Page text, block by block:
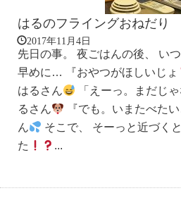
はるのフライングおねだり
2017年11月4日
先日の事。 夜ごはんの後、 い
早めに… 『おやつがほしいじょ
はるさん
「えーっ。まだじ
るさん
『でも。いまたべた
ん
そこで、 そーっと近づく
た
...